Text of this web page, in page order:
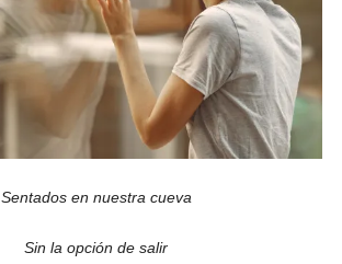
Sentados en nuestra cueva
Sin la opción de salir